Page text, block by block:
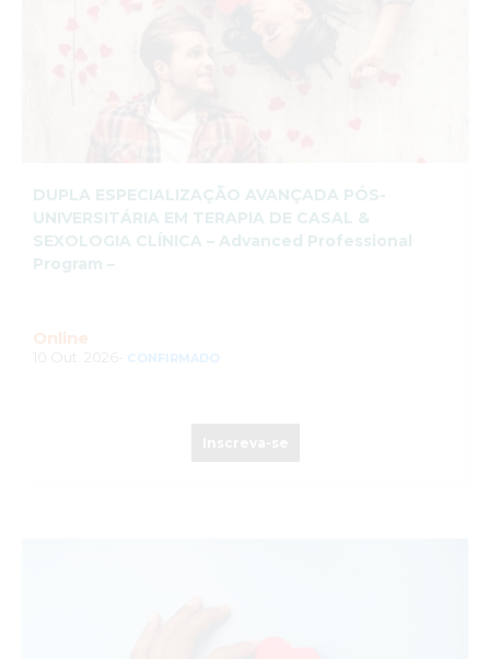
DUPLA ESPECIALIZAÇÃO AVANÇADA PÓS-
UNIVERSITÁRIA EM TERAPIA DE CASAL &
SEXOLOGIA CLÍNICA – Advanced Professional
Program –
Online
CONFIRMADO